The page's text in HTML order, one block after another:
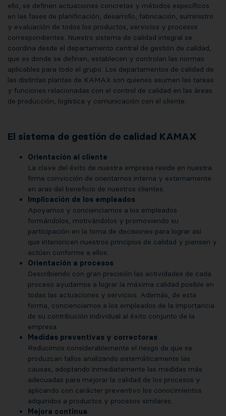
ello, se definen actuaciones concretas y métodos específicos
en las fases de planificación, desarrollo, fabricación, suministro
y evaluación de todos los productos, servicios y procesos
correspondientes. Nuestro sistema de calidad integral se
coordina desde el departamento central de gestión de calidad,
que es donde se definen, establecen y controlan las normas
aplicables para todo el grupo. Los departamentos de calidad de
las distintas plantas de KAMAX son quienes asumen las tareas
y funciones relacionadas con el control de calidad en las áreas
de producción, logística y comunicación con el cliente.
El sistema de gestión de calidad KAMAX
Orientación al cliente
La clave del éxito de nuestra empresa reside en nuestra
firme convicción de orientarnos interna y externamente
en aras del beneficio de nuestros clientes.
Implicación de los empleados
Apoyamos y concienciamos a los empleados
formándolos, motivándolos y promoviendo su
participación en la toma de decisiones para lograr así
que interioricen nuestros principios de calidad y piensen y
actúen conforme a ellos.
Orientación a procesos
Describiendo con gran precisión las actividades de cada
proceso ayudamos a lograr la máxima calidad posible en
todas las actuaciones y servicios. Además, de esta
forma, concienciamos a los empleados de la importancia
de su contribución individual al éxito conjunto de la
empresa.
Medidas preventivas y correctoras
Reducimos considerablemente el riesgo de que se
produzcan fallos analizando sistemáticamente las
causas, adoptando inmediatamente las medidas más
adecuadas para mejorar la calidad de los procesos y
aplicando con carácter preventivo los conocimientos
adquiridos a productos y procesos similares.
Mejora continua